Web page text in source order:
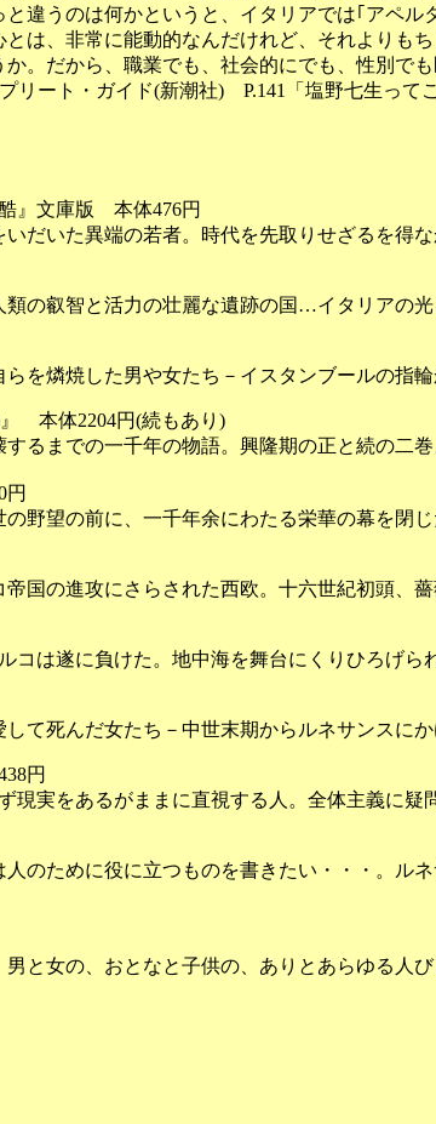
違うのは何かというと、イタリアでは｢アペ
は、非常に能動的なんだけれど、それよりも
。だから、職業でも、社会的にでも、性別でも
リート・ガイド(新潮社) P.141「塩野七生って
』文庫版 本体476円
だいた異端の若者。時代を先取りせざるを得
の叡智と活力の壮麗な遺跡の国…イタリアの
を燐焼した男や女たち－イスタンブールの指
』 本体2204円(続もあり)
るまでの一千年の物語。興隆期の正と続の二巻
円
野望の前に、一千年余にわたる栄華の幕を閉
国の進攻にさらされた西欧。十六世紀初頭、
コは遂に負けた。地中海を舞台にくりひろげ
て死んだ女たち－中世末期からルネサンスに
円
現実をあるがままに直視する人。全体主義に疑
のために役に立つものを書きたい・・・。ル
と女の、おとなと子供の、ありとあらゆる人